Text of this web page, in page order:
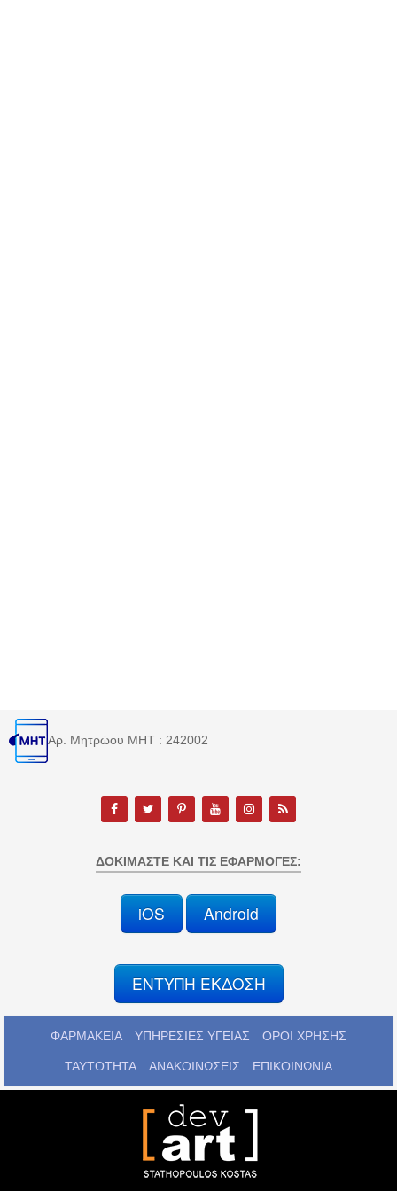
Αρ. Μητρώου MHT : 242002
ΔΟΚΙΜΆΣΤΕ ΚΑΙ ΤΙΣ ΕΦΑΡΜΟΓΈΣ:
iOS Android
ΕΝΤΥΠΗ ΕΚΔΟΣΗ
ΦΑΡΜΑΚΕΙΑ ΥΠΗΡΕΣΙΕΣ ΥΓΕΙΑΣ ΟΡΟΙ ΧΡΗΣΗΣ
ΤΑΥΤΟΤΗΤΑ ΑΝΑΚΟΙΝΩΣΕΙΣ ΕΠΙΚΟΙΝΩΝΙΑ